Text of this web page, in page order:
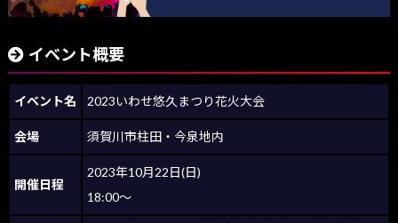
イベント概要
イベント名 2023いわせ悠久まつり花火大会
会場 須賀川市柱田・今泉地内
開催日程
2023年10月22日(日)
18:00～